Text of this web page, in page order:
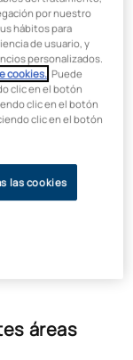
cada vez más
tanto la gestión
digitales
fiscalidad y
acrear tu
por cuenta
desarrollar
y
áreas
por nuestro
hábitos para
de usuario, y
personalizados.
cookies. . Puede
clic en el botón
clic en el botón
clic en el botón
las cookies